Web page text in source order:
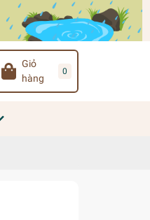
Giỏ
hàng
0